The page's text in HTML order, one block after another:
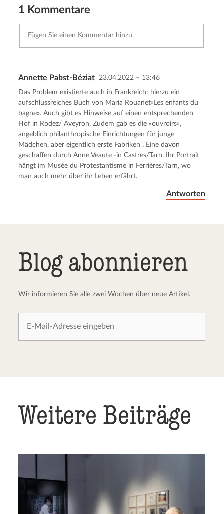
1 Kommentare
Abbrechen Kommentar senden
Annette Pabst-Béziat 23.04.2022 – 13:46
Das Problem existierte auch in Frankreich: hierzu ein
aufschlussreiches Buch von Maria Rouanet»Les enfants du
bagne». Auch gibt es Hinweise auf einen entsprechenden
Hof in Rodez/ Aveyron. Zudem gab es die «ouvroirs»,
angeblich philanthropische Einrichtungen für junge
Mädchen, aber eigentlich erste Fabriken . Eine davon
geschaffen durch Anne Veaute -in Castres/Tarn. Ihr Portrait
hängt im Musée du Protestantisme in Ferrières/Tarn, wo
man auch mehr über ihr Leben erfährt.
Antworten
Blog abonnieren
Wir informieren Sie alle zwei Wochen über neue Artikel.
Weitere Beiträge